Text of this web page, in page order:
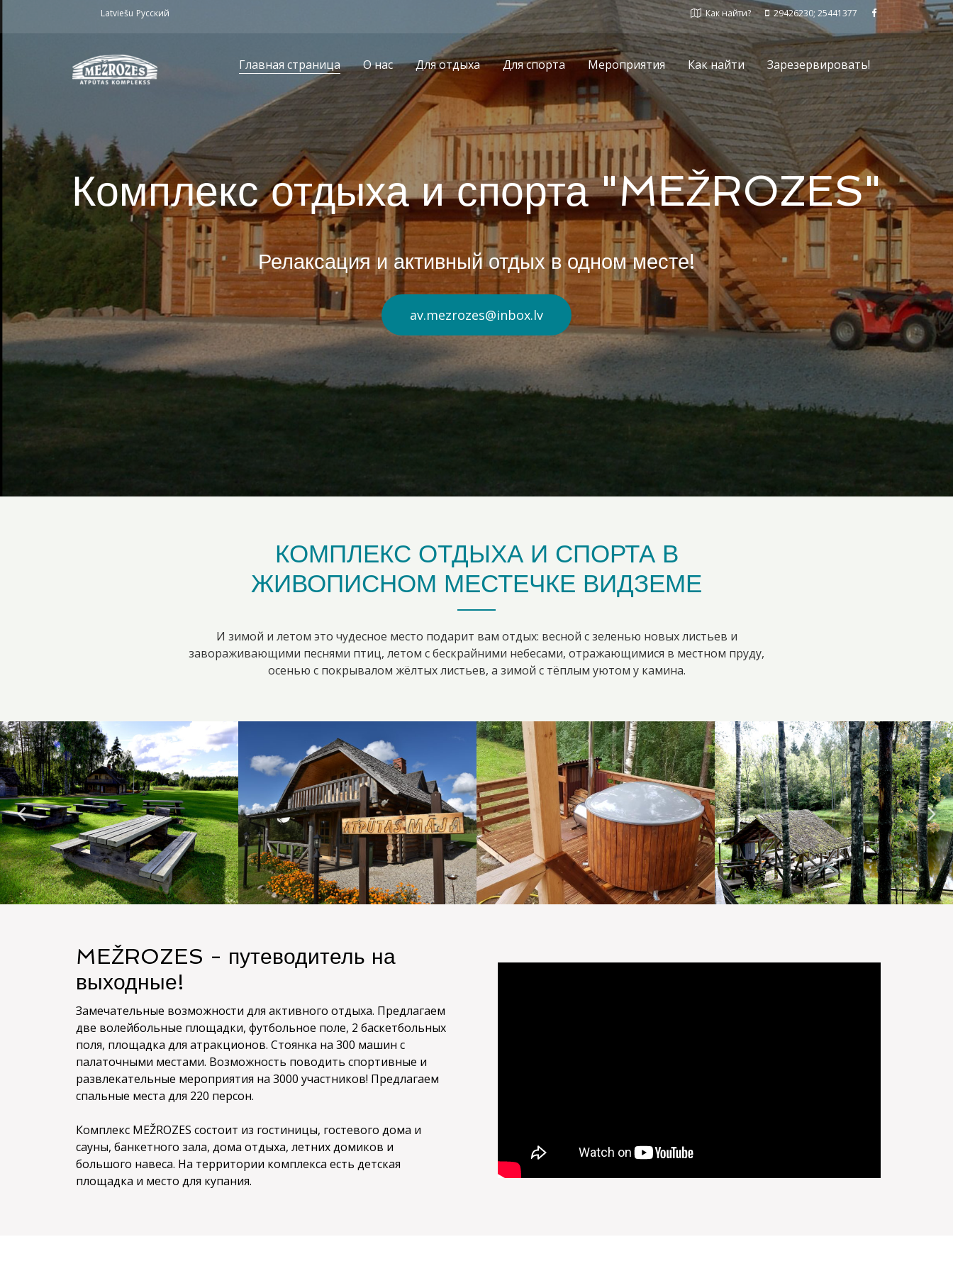
Latviešu Русский Как найти? 29426230; 25441377
Главная страница О нас Для отдыха Для спорта Мероприятия Как найти Зарезервировать!
Комплекс отдыха и спорта "MEŽROZES"
Релаксация и активный отдых в одном месте!
av.mezrozes@inbox.lv
КОМПЛЕКС ОТДЫХА И СПОРТА В
ЖИВОПИСНОМ МЕСТЕЧКЕ ВИДЗЕМЕ
И зимой и летом это чудесное место подарит вам отдых: весной с зеленью новых листьев и
завораживающими песнями птиц, летом с бескрайними небесами, отражающимися в местном пруду,
осенью с покрывалом жёлтых листьев, а зимой с тёплым уютом у камина.
MEŽROZES - путеводитель на
выходные!
Замечательные возможности для активного отдыха. Предлагаем
две волейбольные площадки, футбольное поле, 2 баскетбольных
поля, площадка для атракционов. Стоянка на 300 машин с
палаточными местами. Возможность поводить спортивные и
развлекательные мероприятия на 3000 участников! Предлагаем
спальные места для 220 персон.
Комплекс MEŽROZES состоит из гостиницы, гостевого дома и
сауны, банкетного зала, дома отдыха, летних домиков и
большого навеса. На территории комплекса есть детская
площадка и место для купания.